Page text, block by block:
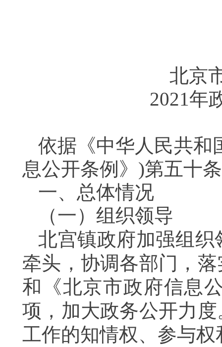
北京
2021年
依据《中华人民共和
息公开条例》)第五十
一、总体情况
（一） 组织领导
北宫镇政府加强组
牵头，协调各部门， 落
和《北京市政府信息
项， 加大政务公开力
工作的知情权、参与